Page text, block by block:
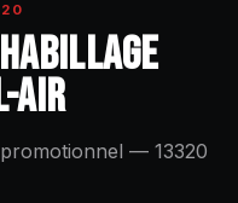
AIR
— 13320